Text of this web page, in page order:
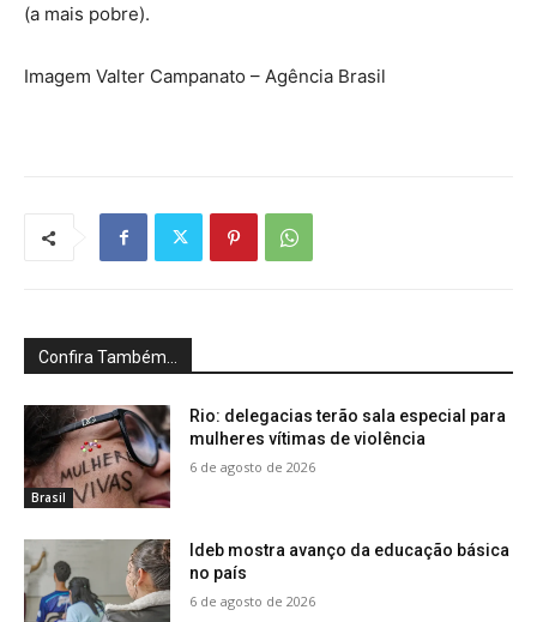
(a mais pobre).
Imagem Valter Campanato – Agência Brasil
Confira Também...
Brasil
Rio: delegacias terão sala especial para
mulheres vítimas de violência
6 de agosto de 2026
Ideb mostra avanço da educação básica
no país
6 de agosto de 2026